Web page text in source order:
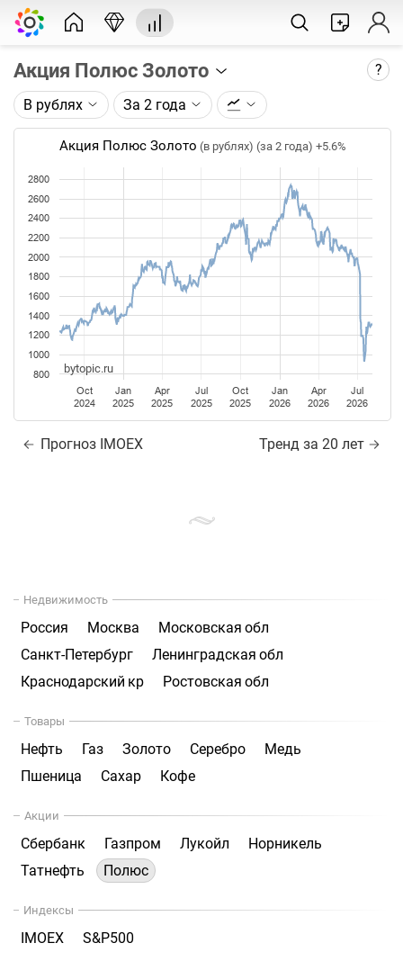
Акция Полюс Золото ?
Описание графика:
Цена акции ПАО Полюс (PLZL), торгуемой на
Московской бирже. Цены до сплита (1:10)
(27.03.2025) приведены к ценам после сплита.
Каждая точка на графике - цена закрытия дня,
недели или месяца. Оптимальный таймфрейм
(день, неделя, месяц) подбирается автоматически
при изменении глубины графика.
Данные добавляются ежедневно.
В рублях За 2 года
Акция Полюс Золото (в рублях) (за 2 года) +5.6%
Jan
2025
Jan
2026
Oct
2024
Apr
2025
Jul
2025
Oct
2025
Apr
2026
Jul
2026
800
1000
1200
1400
1600
1800
2000
2200
2400
2600
2800
bytopic.ru
Прогноз IMOEX Тренд за 20 лет
Недвижимость
Россия Москва
Московская обл
Санкт-Петербург
Ленинградская обл
Краснодарский кр
Ростовская обл
Товары
Нефть Газ Золото Серебро
Медь
Пшеница
Сахар Кофе
Акции
Сбербанк Газпром Лукойл
Норникель
Татнефть
Полюс
Индексы
IMOEX S&P500